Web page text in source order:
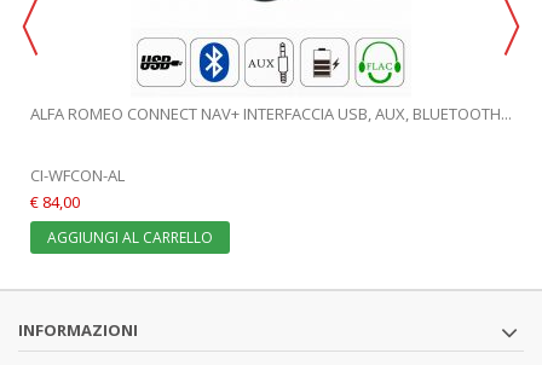
ALFA ROMEO CONNECT NAV+ INTERFACCIA USB, AUX, BLUETOOTH...
CI-WFCON-AL
€ 84,00
AGGIUNGI AL CARRELLO
INFORMAZIONI